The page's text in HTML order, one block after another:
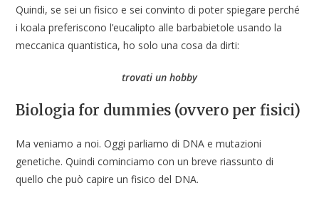
Quindi, se sei un fisico e sei convinto di poter spiegare perché
i koala preferiscono l’eucalipto alle barbabietole usando la
meccanica quantistica, ho solo una cosa da dirti:
trovati un hobby
Biologia for dummies (ovvero per fisici)
Ma veniamo a noi. Oggi parliamo di DNA e mutazioni
genetiche. Quindi cominciamo con un breve riassunto di
quello che può capire un fisico del DNA.